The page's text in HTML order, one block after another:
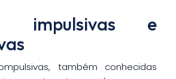
impulsivas e
também conhecidas